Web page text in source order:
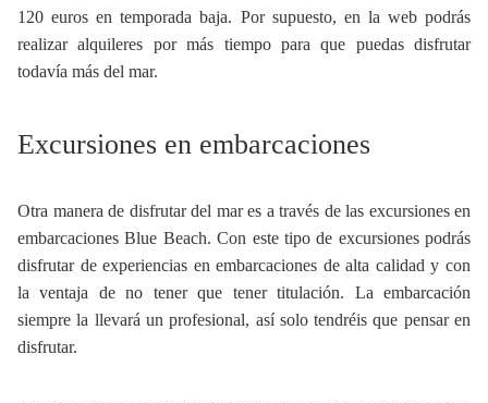
120 euros en temporada baja. Por supuesto, en la web podrás
realizar alquileres por más tiempo para que puedas disfrutar
todavía más del mar.
Excursiones en embarcaciones
Otra manera de disfrutar del mar es a través de las excursiones en
embarcaciones Blue Beach. Con este tipo de excursiones podrás
disfrutar de experiencias en embarcaciones de alta calidad y con
la ventaja de no tener que tener titulación. La embarcación
siempre la llevará un profesional, así solo tendréis que pensar en
disfrutar.